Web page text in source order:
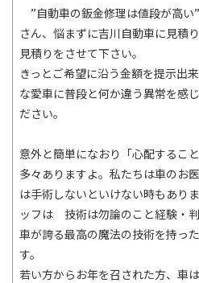
”自動車の鈑金修理は値段が高い
さん、悩まずに吉川自動車に見積
見積りをさせて下さい。
きっとご希望に沿う金額を提示出
な愛車に普段と何か違う異常を感
ださい。
意外と簡単になおり「心配するこ
多々ありますよ。私たちは車のお
は手術しないといけない時もあり
ッフは 技術は勿論のこと経験・
車が誇る最高の魔法の技術を持っ
す。
若い方からお年を召された方、車